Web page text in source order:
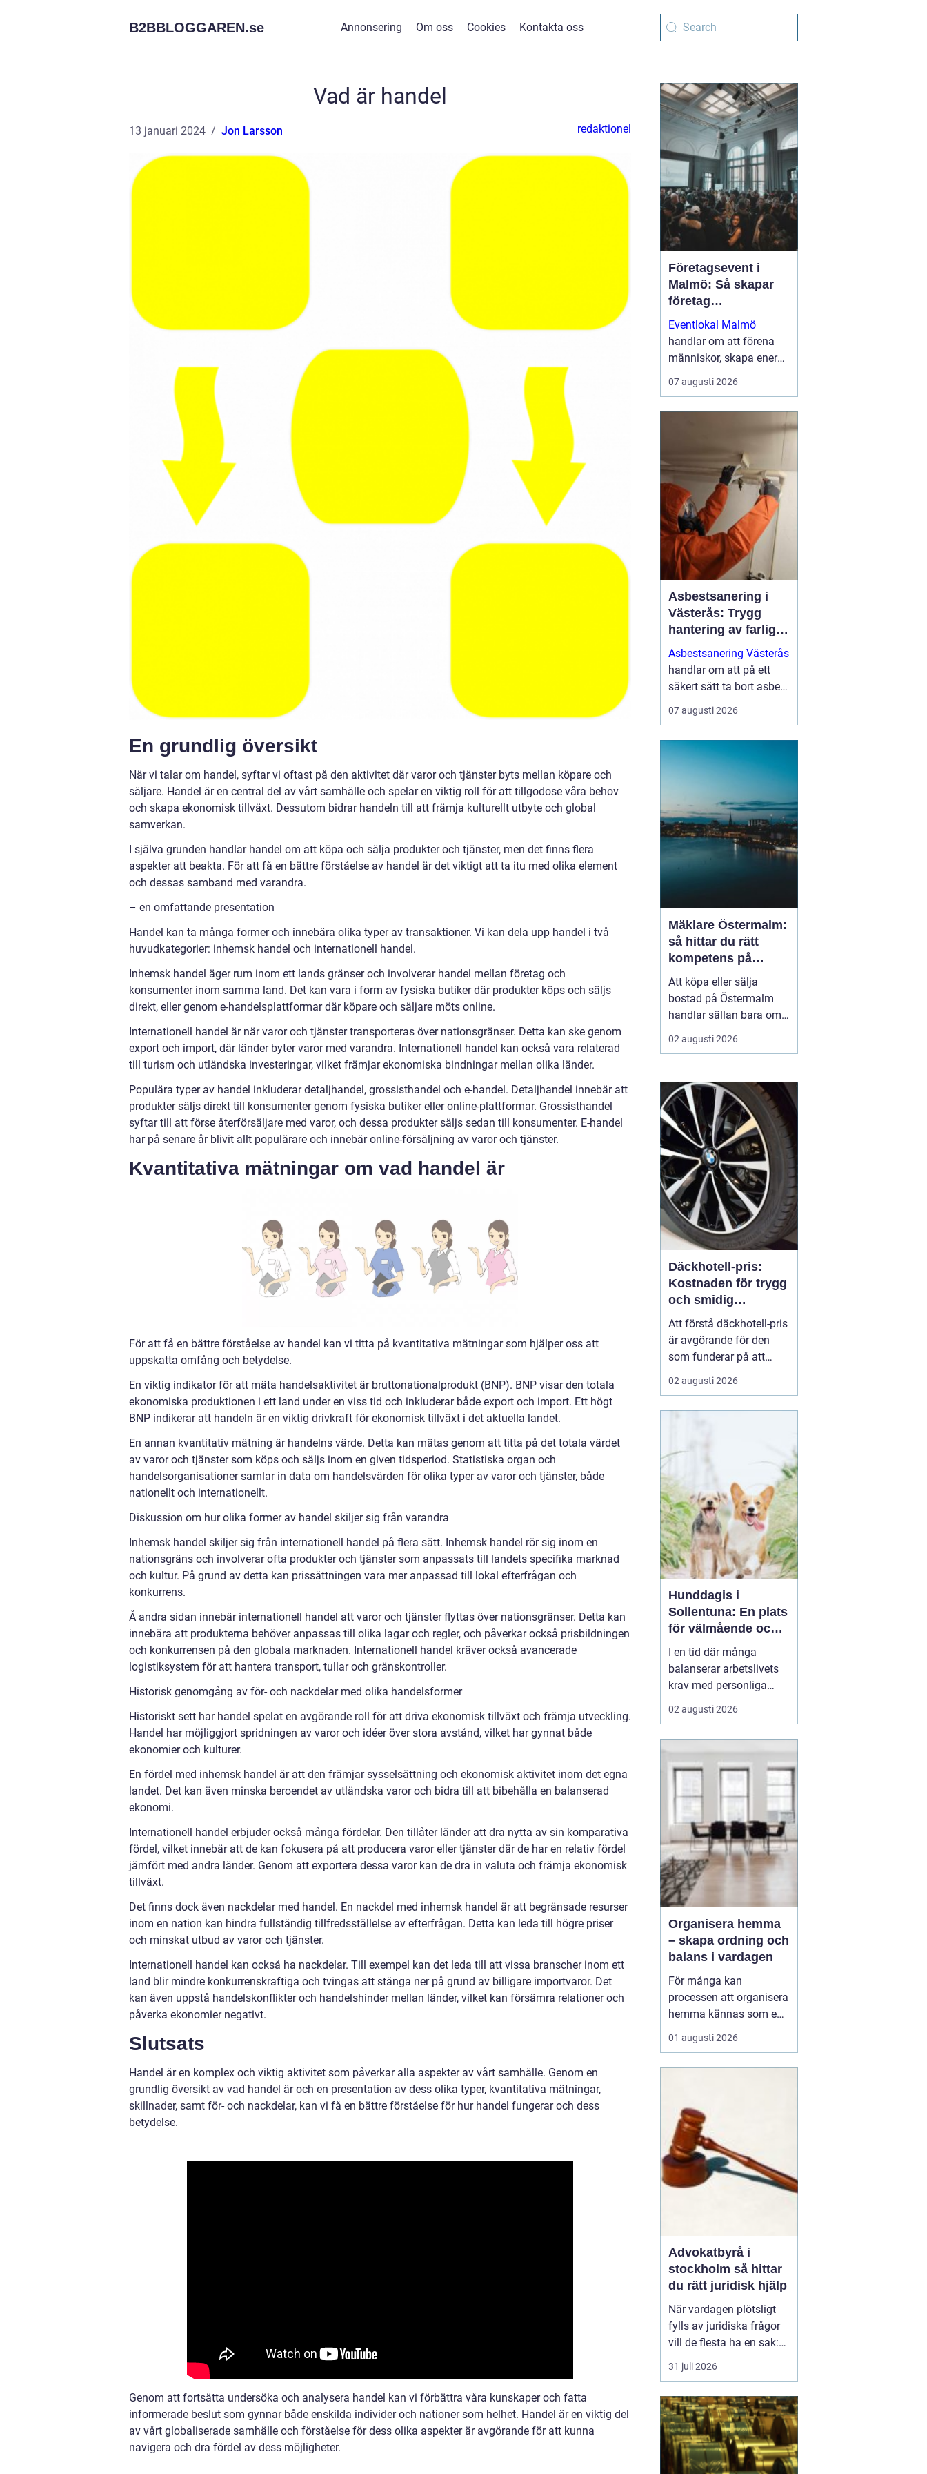
B2BBLOGGAREN.se Annonsering Om oss Cookies Kontakta oss
Vad är handel
13 januari 2024 Jon Larsson redaktionel
En grundlig översikt
När vi talar om handel, syftar vi oftast på den aktivitet där varor och tjänster byts mellan köpare och
säljare. Handel är en central del av vårt samhälle och spelar en viktig roll för att tillgodose våra behov
och skapa ekonomisk tillväxt. Dessutom bidrar handeln till att främja kulturellt utbyte och global
samverkan.
I själva grunden handlar handel om att köpa och sälja produkter och tjänster, men det finns flera
aspekter att beakta. För att få en bättre förståelse av handel är det viktigt att ta itu med olika element
och dessas samband med varandra.
– en omfattande presentation
Handel kan ta många former och innebära olika typer av transaktioner. Vi kan dela upp handel i två
huvudkategorier: inhemsk handel och internationell handel.
Inhemsk handel äger rum inom ett lands gränser och involverar handel mellan företag och
konsumenter inom samma land. Det kan vara i form av fysiska butiker där produkter köps och säljs
direkt, eller genom e-handelsplattformar där köpare och säljare möts online.
Internationell handel är när varor och tjänster transporteras över nationsgränser. Detta kan ske genom
export och import, där länder byter varor med varandra. Internationell handel kan också vara relaterad
till turism och utländska investeringar, vilket främjar ekonomiska bindningar mellan olika länder.
Populära typer av handel inkluderar detaljhandel, grossisthandel och e-handel. Detaljhandel innebär att
produkter säljs direkt till konsumenter genom fysiska butiker eller online-plattformar. Grossisthandel
syftar till att förse återförsäljare med varor, och dessa produkter säljs sedan till konsumenter. E-handel
har på senare år blivit allt populärare och innebär online-försäljning av varor och tjänster.
Kvantitativa mätningar om vad handel är
För att få en bättre förståelse av handel kan vi titta på kvantitativa mätningar som hjälper oss att
uppskatta omfång och betydelse.
En viktig indikator för att mäta handelsaktivitet är bruttonationalprodukt (BNP). BNP visar den totala
ekonomiska produktionen i ett land under en viss tid och inkluderar både export och import. Ett högt
BNP indikerar att handeln är en viktig drivkraft för ekonomisk tillväxt i det aktuella landet.
En annan kvantitativ mätning är handelns värde. Detta kan mätas genom att titta på det totala värdet
av varor och tjänster som köps och säljs inom en given tidsperiod. Statistiska organ och
handelsorganisationer samlar in data om handelsvärden för olika typer av varor och tjänster, både
nationellt och internationellt.
Diskussion om hur olika former av handel skiljer sig från varandra
Inhemsk handel skiljer sig från internationell handel på flera sätt. Inhemsk handel rör sig inom en
nationsgräns och involverar ofta produkter och tjänster som anpassats till landets specifika marknad
och kultur. På grund av detta kan prissättningen vara mer anpassad till lokal efterfrågan och
konkurrens.
Å andra sidan innebär internationell handel att varor och tjänster flyttas över nationsgränser. Detta kan
innebära att produkterna behöver anpassas till olika lagar och regler, och påverkar också prisbildningen
och konkurrensen på den globala marknaden. Internationell handel kräver också avancerade
logistiksystem för att hantera transport, tullar och gränskontroller.
Historisk genomgång av för- och nackdelar med olika handelsformer
Historiskt sett har handel spelat en avgörande roll för att driva ekonomisk tillväxt och främja utveckling.
Handel har möjliggjort spridningen av varor och idéer över stora avstånd, vilket har gynnat både
ekonomier och kulturer.
En fördel med inhemsk handel är att den främjar sysselsättning och ekonomisk aktivitet inom det egna
landet. Det kan även minska beroendet av utländska varor och bidra till att bibehålla en balanserad
ekonomi.
Internationell handel erbjuder också många fördelar. Den tillåter länder att dra nytta av sin komparativa
fördel, vilket innebär att de kan fokusera på att producera varor eller tjänster där de har en relativ fördel
jämfört med andra länder. Genom att exportera dessa varor kan de dra in valuta och främja ekonomisk
tillväxt.
Det finns dock även nackdelar med handel. En nackdel med inhemsk handel är att begränsade resurser
inom en nation kan hindra fullständig tillfredsställelse av efterfrågan. Detta kan leda till högre priser
och minskat utbud av varor och tjänster.
Internationell handel kan också ha nackdelar. Till exempel kan det leda till att vissa branscher inom ett
land blir mindre konkurrenskraftiga och tvingas att stänga ner på grund av billigare importvaror. Det
kan även uppstå handelskonflikter och handelshinder mellan länder, vilket kan försämra relationer och
påverka ekonomier negativt.
Slutsats
Handel är en komplex och viktig aktivitet som påverkar alla aspekter av vårt samhälle. Genom en
grundlig översikt av vad handel är och en presentation av dess olika typer, kvantitativa mätningar,
skillnader, samt för- och nackdelar, kan vi få en bättre förståelse för hur handel fungerar och dess
betydelse.
Genom att fortsätta undersöka och analysera handel kan vi förbättra våra kunskaper och fatta
informerade beslut som gynnar både enskilda individer och nationer som helhet. Handel är en viktig del
av vårt globaliserade samhälle och förståelse för dess olika aspekter är avgörande för att kunna
navigera och dra fördel av dess möjligheter.
Företagsevent i
Malmö: Så skapar
företag
minnesvärda
upplevelser
Eventlokal Malmö
handlar om att förena
människor, skapa energi
och bygga starkare
relationer i en miljö som
07 augusti 2026
Asbestsanering i
Västerås: Trygg
hantering av farliga
fibrer
Asbestsanering Västerås
handlar om att på ett
säkert sätt ta bort asbest
ur äldre byggnader för
att skydda människor
h...
07 augusti 2026
Mäklare Östermalm:
så hittar du rätt
kompetens på
Stockholms mest
exklusiva marknad
Att köpa eller sälja
bostad på Östermalm
handlar sällan bara om
kvadratmeter. Området
bär på historia, status
Priserna ligger ofta
bland de högsta i landet
och marginalerna vid ...
02 augusti 2026
Däckhotell-pris:
Kostnaden för trygg
och smidig
förvaring av dina
hjul
Att förstå däckhotell-pris
är avgörande för den
som funderar på att
lämna in sina hjul
mellan säsongerna.
tjänsten ...
02 augusti 2026
Hunddagis i
Sollentuna: En plats
för välmående och
gemenskap
I en tid där många
balanserar arbetslivets
krav med personliga
intressen kan det vara en
utmaning att hitta tid för
hundägare innebär detta
ofta ett behov av att
säkerställa att deras ...
02 augusti 2026
Organisera hemma
– skapa ordning och
balans i vardagen
För många kan
processen att organisera
hemma kännas som en
överväldigande
utmaning, men med rätt
harmoniskt boende. Det
handlar inte enbart om
att skapa ord...
01 augusti 2026
Advokatbyrå i
stockholm så hittar
du rätt juridisk hjälp
När vardagen plötsligt
fylls av juridiska frågor
vill de flesta ha en sak:
trygg och begriplig hjälp.
En advokatbyrå i
människor i livets mest
avgörande skeden
separationer,
vårdnadstvister, ...
31 juli 2026